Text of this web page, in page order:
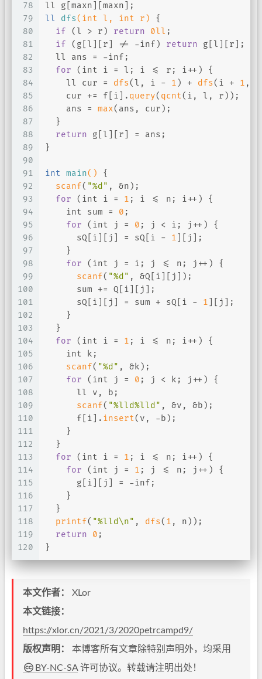
78
79
80
81
82
83
84
85
86
87
88
89
90
91
92
93
94
95
96
97
98
99
100
101
102
103
104
105
106
107
108
109
110
111
112
113
114
115
116
117
118
119
120
ll g[maxn][maxn];
ll dfs( int l, int r)
{
if (l > r) return 0ll ;
if (g[l][r] != -inf) return g[l][r];
  ll ans = -inf;
for ( int i = l; i <= r; i++) {
    ll cur =
dfs(l, i - 1 ) + dfs(i + 1 ,
    cur += f[i].
query( qcnt(i, l, r));
    ans =
max(ans, cur);
  }
return g[l][r] = ans;
}
int main()
{
scanf( "%d" , &n);
for ( int i = 1 ; i <= n; i++) {
int sum = 0 ;
for ( int j = 0 ; j < i; j++) {
      sQ[i][j] = sQ[i -
1 ][j];
    }
for ( int j = i; j <= n; j++) {
scanf( "%d" , &Q[i][j]);
      sum += Q[i][j];
      sQ[i][j] = sum + sQ[i -
1 ][j];
    }
  }
for ( int i = 1 ; i <= n; i++) {
int k;
scanf( "%d" , &k);
for ( int j = 0 ; j < k; j++) {
      ll v, b;
scanf( "%lld%lld" , &v, &b);
      f[i].
insert(v, -b);
    }
  }
for ( int i = 1 ; i <= n; i++) {
for ( int j = 1 ; j <= n; j++) {
      g[i][j] = -inf;
    }
  }
printf( "%lld\n" , dfs( 1 , n));
return
0 ;
}
本文作者： XLor
本文链接：
https://xlor.cn/2021/3/2020petrcampd9/
版权声明： 本博客所有文章除特别声明外，均采用
BY-NC-SA许可协议。转载请注明出处！